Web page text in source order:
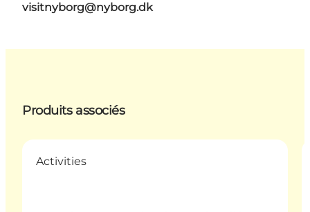
visitnyborg@nyborg.dk
Produits associés
Activities